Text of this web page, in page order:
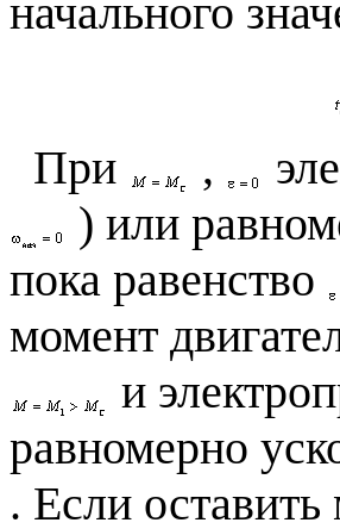
начального
При ,
) или
пока равенство
момент
и
равномерно
. Если